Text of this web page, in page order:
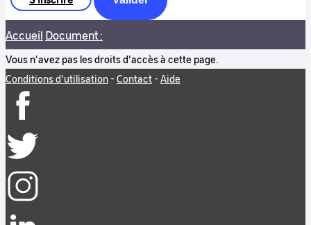
Accueil Document :
Vous n'avez pas les droits d'accès à cette page.
Conditions d'utilisation - Contact - Aide